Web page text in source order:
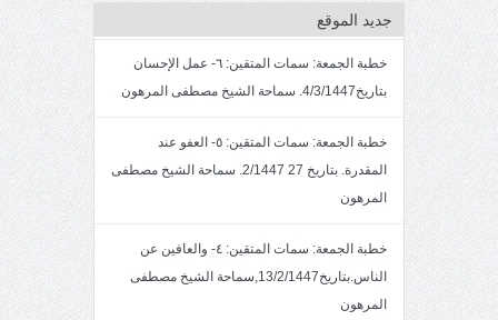
جديد الموقع
خطبة الجمعة: سمات المتقين: ٦- عمل الإحسان
بتاريخ4/3/1447. سماحة الشيخ مصطفى المرهون
خطبة الجمعة: سمات المتقين: ٥- العفو عند
المقدرة. بتاريخ 27 2/1447. سماحة الشيخ مصطفى
المرهون
خطبة الجمعة: سمات المتقين: ٤- والعافين عن
الناس.بتاريخ13/2/1447,سماحة الشيخ مصطفى
المرهون